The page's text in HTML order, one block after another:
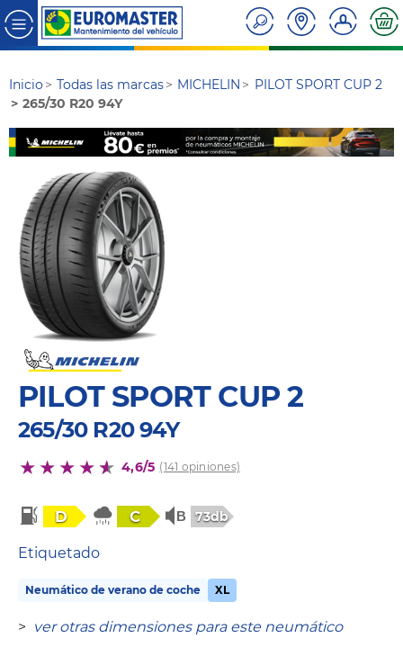
Inicio Todas las marcas MICHELIN
PILOT SPORT CUP 2
265/30 R20 94Y
PILOT SPORT CUP 2
265/30 R20 94Y
4,6/5 (141 opiniones)
D C 73db
Etiquetado
Neumático de verano de coche XL
> ver otras dimensiones para este neumático